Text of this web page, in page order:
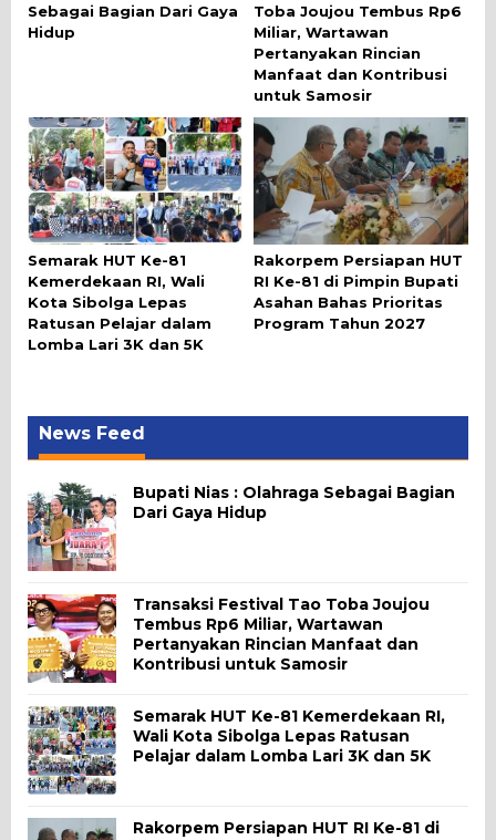
Sebagai Bagian Dari Gaya
Hidup
Toba Joujou Tembus Rp6
Miliar, Wartawan
Pertanyakan Rincian
Manfaat dan Kontribusi
untuk Samosir
Semarak HUT Ke-81
Kemerdekaan RI, Wali
Kota Sibolga Lepas
Ratusan Pelajar dalam
Lomba Lari 3K dan 5K
Rakorpem Persiapan HUT
RI Ke-81 di Pimpin Bupati
Asahan Bahas Prioritas
Program Tahun 2027
News Feed
Bupati Nias : Olahraga Sebagai Bagian
Dari Gaya Hidup
Transaksi Festival Tao Toba Joujou
Tembus Rp6 Miliar, Wartawan
Pertanyakan Rincian Manfaat dan
Kontribusi untuk Samosir
Semarak HUT Ke-81 Kemerdekaan RI,
Wali Kota Sibolga Lepas Ratusan
Pelajar dalam Lomba Lari 3K dan 5K
Rakorpem Persiapan HUT RI Ke-81 di